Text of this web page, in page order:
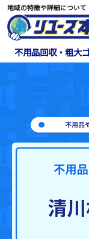
地域の特徴や詳細について
不用品回収・粗大